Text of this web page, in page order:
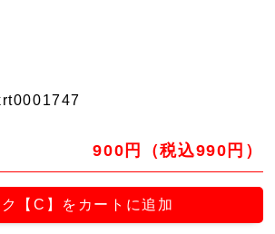
900円（税込990円）
【C】をカートに追加